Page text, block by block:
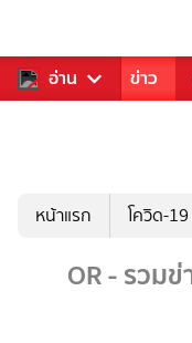
อ่าน
คุณ กีฬา ข่าว
หน้าแรก โควิด-19
OR - รวม